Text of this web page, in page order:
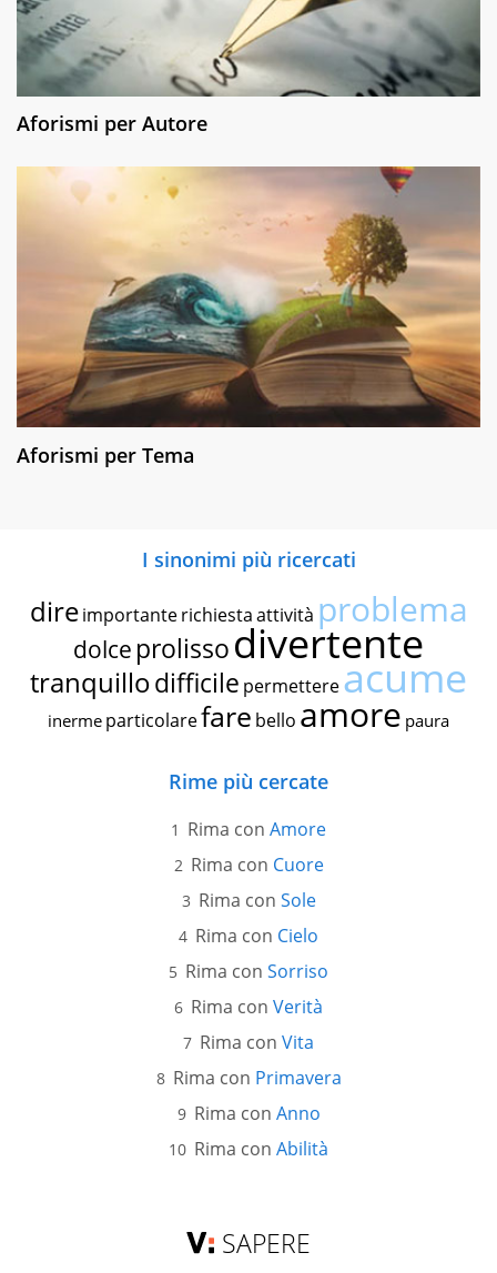
Aforismi per Autore
Aforismi per Tema
I sinonimi più ricercati
dire importante richiestaattività problema
dolce prolissodivertente
tranquillodifficile permettereacume
inerme particolarefare bello amore paura
Rime più cercate
Rima con Amore
Rima con Cuore
Rima con Sole
Rima con Cielo
Rima con Sorriso
Rima con Verità
Rima con Vita
Rima con Primavera
Rima con Anno
Rima con Abilità
SAPERE